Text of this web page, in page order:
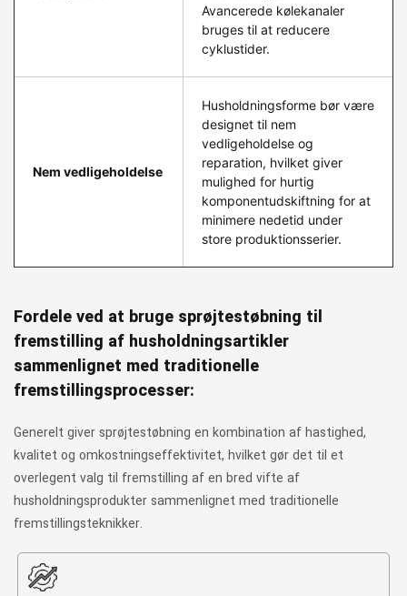
Avancerede kølekanaler
bruges til at reducere
cyklustider.
Nem vedligeholdelse
Husholdningsforme bør være
designet til nem
vedligeholdelse og
reparation, hvilket giver
mulighed for hurtig
komponentudskiftning for at
minimere nedetid under
store produktionsserier.
Fordele ved at bruge sprøjtestøbning til
fremstilling af husholdningsartikler
sammenlignet med traditionelle
fremstillingsprocesser:
Generelt giver sprøjtestøbning en kombination af hastighed,
kvalitet og omkostningseffektivitet, hvilket gør det til et
overlegent valg til fremstilling af en bred vifte af
husholdningsprodukter sammenlignet med traditionelle
fremstillingsteknikker.